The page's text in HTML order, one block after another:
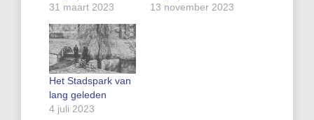
31 maart 2023
13 november 2023
Het Stadspark van
lang geleden
4 juli 2023